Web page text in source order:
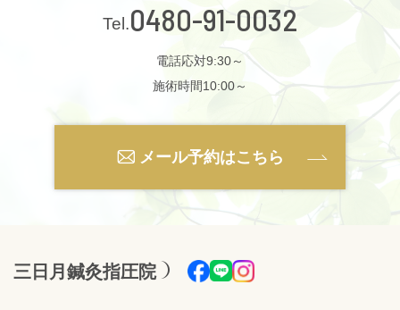
0480-91-0032
電話応対9:30～
施術時間10:00～
メール予約はこちら
三日月鍼灸指圧院